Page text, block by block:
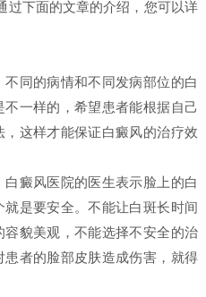
过下面的文章的介绍，您可以详
同的病情和不同发病部位的白
一样的，希望患者能根据自己
这样才能保证白癜风的治疗效
癜风医院的医生表示脸上的白
是要安全。不能让白斑长时间
貌美观，不能选择不安全的治
者的脸部皮肤造成伤害，就得